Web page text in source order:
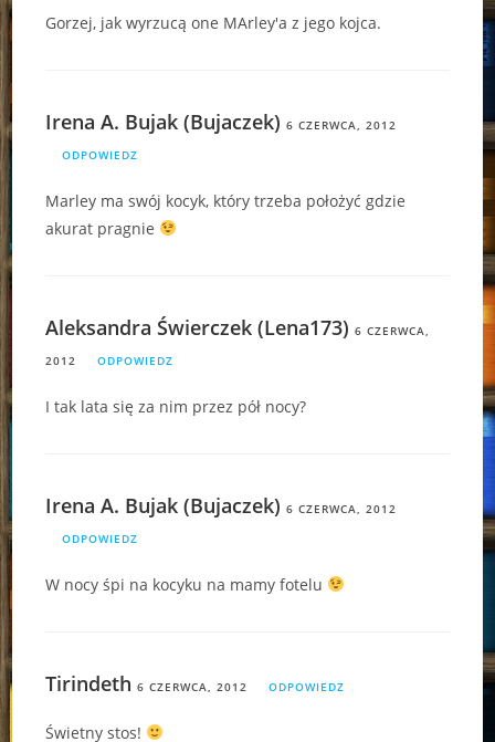
Gorzej, jak wyrzucą one MArley'a z jego kojca.
Irena A. Bujak (Bujaczek) 6 CZERWCA, 2012
ODPOWIEDZ
Marley ma swój kocyk, który trzeba położyć gdzie
akurat pragnie
Aleksandra Świerczek (Lena173) 6 CZERWCA,
2012
ODPOWIEDZ
I tak lata się za nim przez pół nocy?
Irena A. Bujak (Bujaczek) 6 CZERWCA, 2012
ODPOWIEDZ
W nocy śpi na kocyku na mamy fotelu
Tirindeth 6 CZERWCA, 2012 ODPOWIEDZ
Świetny stos!